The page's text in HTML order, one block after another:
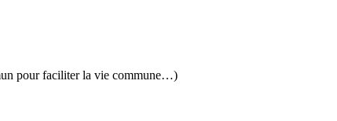
pour faciliter la vie commune…)